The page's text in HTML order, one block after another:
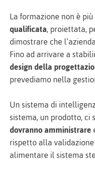
La formazione non è
qualificata, proiettata,
dimostrare che
Fino ad arrivare a
design della
prevediamo nella
Un sistema di
sistema, un prodotto, ci
dovranno amministrare
rispetto alla
alimentare il sistema